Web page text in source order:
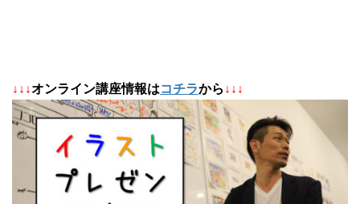
↓ ↓ ↓オンライン講座情報はコチラから ↓↓↓